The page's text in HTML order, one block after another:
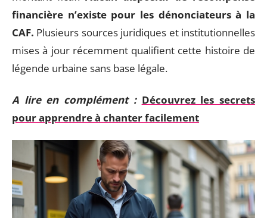
financière n’existe pour les dénonciateurs à la
CAF. Plusieurs sources juridiques et institutionnelles
mises à jour récemment qualifient cette histoire de
légende urbaine sans base légale.
A lire en complément : Découvrez les secrets
pour apprendre à chanter facilement